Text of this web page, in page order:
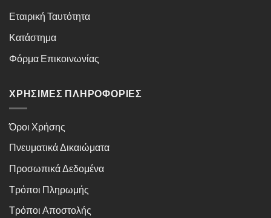
Εταιρική Ταυτότητα
Κατάστημα
Φόρμα Επικοινωνίας
ΧΡΉΣΙΜΕΣ ΠΛΗΡΟΦΟΡΊΕΣ
Όροι Χρήσης
Πνευματικά Δικαιώματα
Προσωπικά Δεδομένα
Τρόποι Πληρωμής
Τρόποι Αποστολής